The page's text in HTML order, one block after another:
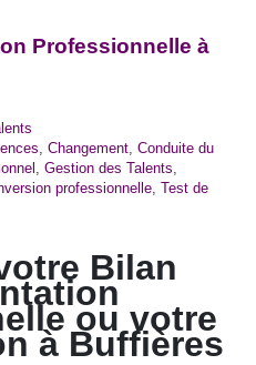
Professionnelle à
Changement, Conduite du
Gestion des Talents
professionnelle Test de
Bilan
ou votre
à Buffières